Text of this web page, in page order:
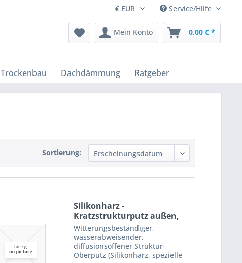
Service/Hilfe
Mein Konto 0,00 € *
Trockenbau Dachdämmung Ratgeber
Sortierung:
Silikonharz -
Kratzstrukturputz außen,
weiß
Witterungsbeständiger,
wasserabweisender,
diffusionsoffener Struktur-
Oberputz (Silikonharz, spezielle